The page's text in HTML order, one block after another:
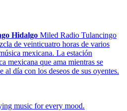
Hidalgo Miled Radio Tulancingo
de veinticuatro horas de varios
mexicana. La estación
mexicana que ama mientras se
al día con los deseos de sus oyentes.
music for every mood.